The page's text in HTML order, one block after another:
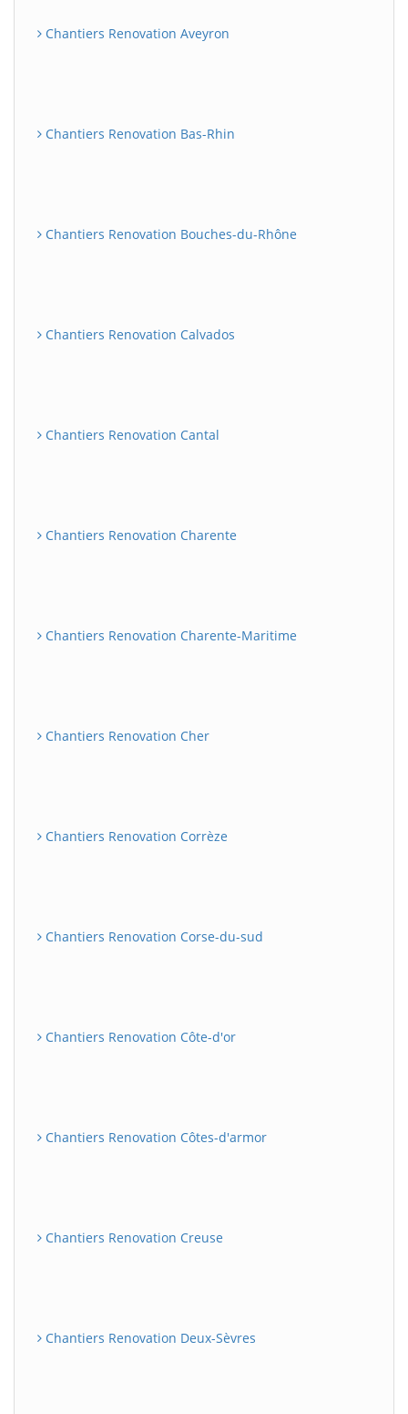
Chantiers Renovation Aveyron
Chantiers Renovation Bas-Rhin
Chantiers Renovation Bouches-du-Rhône
Chantiers Renovation Calvados
Chantiers Renovation Cantal
Chantiers Renovation Charente
Chantiers Renovation Charente-Maritime
Chantiers Renovation Cher
Chantiers Renovation Corrèze
Chantiers Renovation Corse-du-sud
Chantiers Renovation Côte-d'or
Chantiers Renovation Côtes-d'armor
Chantiers Renovation Creuse
Chantiers Renovation Deux-Sèvres